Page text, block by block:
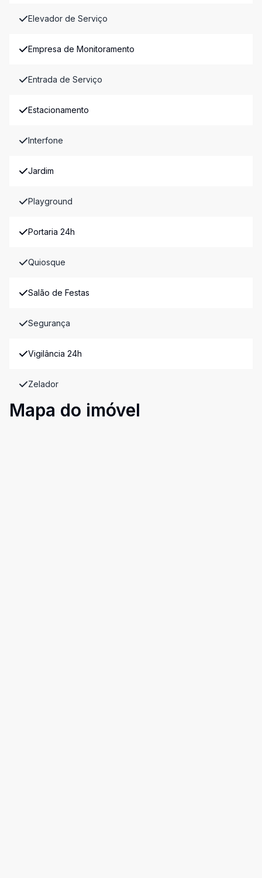
Elevador de Serviço
Empresa de Monitoramento
Entrada de Serviço
Estacionamento
Interfone
Jardim
Playground
Portaria 24h
Quiosque
Salão de Festas
Segurança
Vigilância 24h
Zelador
Mapa do imóvel